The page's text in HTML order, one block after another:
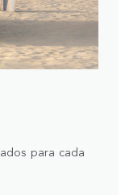
para cada